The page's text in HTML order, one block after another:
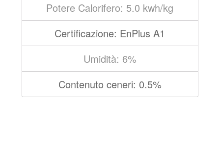
Potere Calorifero: 5.0 kwh/kg
Certificazione: EnPlus A1
Umidità: 6%
Contenuto ceneri: 0.5%